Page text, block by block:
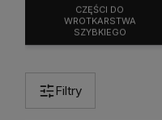
CZĘŚCI DO
WROTKARSTWA
SZYBKIEGO
Filtry